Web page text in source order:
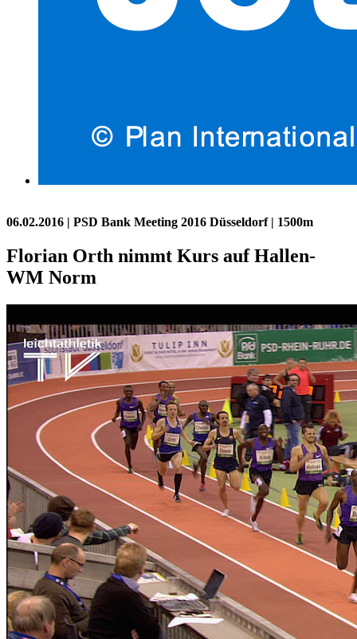
06.02.2016 | PSD Bank Meeting 2016 Düsseldorf | 1500m
Florian Orth nimmt Kurs auf Hallen-
WM Norm